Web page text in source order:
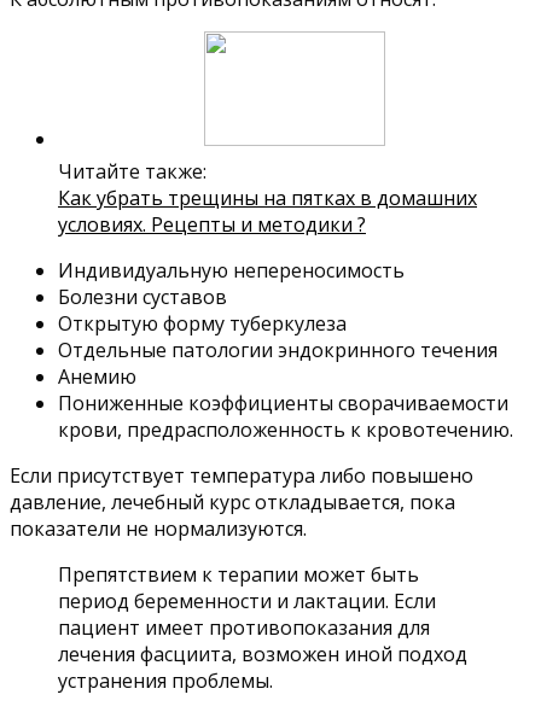
Читайте также:
Как убрать трещины на пятках в домашних
условиях. Рецепты и методики ?
Индивидуальную непереносимость
Болезни суставов
Открытую форму туберкулеза
Отдельные патологии эндокринного течения
Анемию
Пониженные коэффициенты сворачиваемости
крови, предрасположенность к кровотечению.
Если присутствует температура либо повышено
давление, лечебный курс откладывается, пока
показатели не нормализуются.
Препятствием к терапии может быть
период беременности и лактации. Если
пациент имеет противопоказания для
лечения фасциита, возможен иной подход
устранения проблемы.